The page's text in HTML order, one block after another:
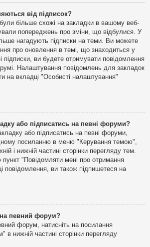
від підписок?
більше схожі на закладки в вашому веб-
попереджень про зміни, що відбулися. У
нагадують підписки на теми. Ви можете
про оновлення в темі, що знаходиться у
підписки, ви будете отримувати повідомлення
Налаштування повідомлень для закладок
на вкладці "Особисті налаштування"
або підписатись на певні форуми?
або підписатись на певні форуми,
посиланню в меню "Керування темою",
і нижній частині сторінки перегляду тем.
пункт "Повідомляти мені про отримання
повідомлення, ви також підпишетеся на
на певний форум?
форум, натисніть на посилання
в нижній частині сторінки перегляду